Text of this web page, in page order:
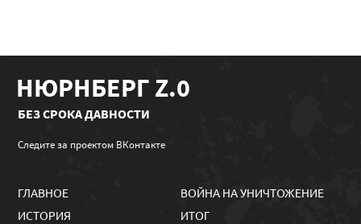
НЮРНБЕРГ Z.0
БЕЗ СРОКА ДАВНОСТИ
Следите за проектом ВКонтакте
ГЛАВНОЕ
ИСТОРИЯ
ВОЙНА НА УНИЧТОЖЕНИЕ
ИТОГ